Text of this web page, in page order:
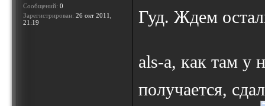
Сообщений: 0
Зарегистрирован: 26 окт 2011,
21:19
Гуд. Ждем
als-a, как там у
получается,